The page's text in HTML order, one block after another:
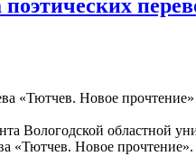
Вологодской областной
«Тютчев. Новое прочтение».